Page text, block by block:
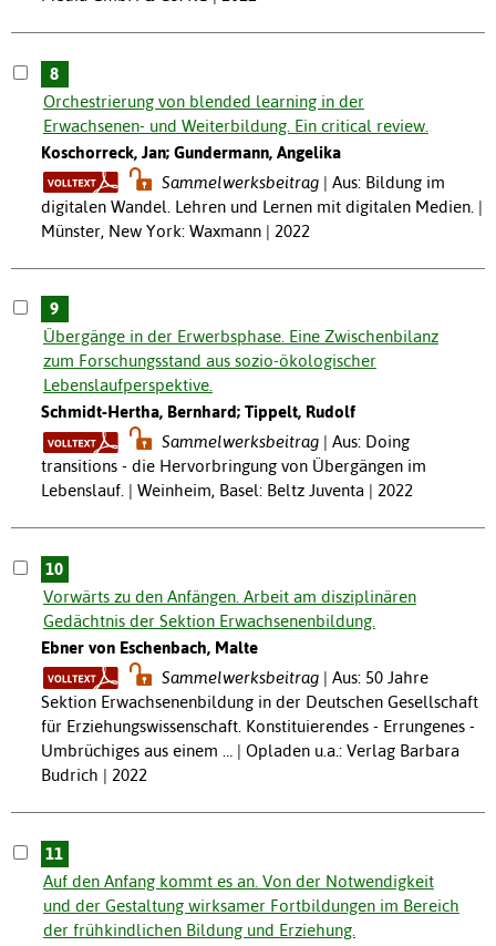
8
Orchestrierung von blended learning in der
Erwachsenen- und Weiterbildung. Ein critical review.
Koschorreck, Jan; Gundermann, Angelika
Sammelwerksbeitrag
Aus: Bildung im
digitalen Wandel. Lehren und Lernen mit digitalen Medien. |
Münster, New York: Waxmann | 2022
9
Übergänge in der Erwerbsphase. Eine Zwischenbilanz
zum Forschungsstand aus sozio-ökologischer
Lebenslaufperspektive.
Schmidt-Hertha, Bernhard; Tippelt, Rudolf
Sammelwerksbeitrag
Aus: Doing
transitions - die Hervorbringung von Übergängen im
Lebenslauf. | Weinheim, Basel: Beltz Juventa | 2022
10
Vorwärts zu den Anfängen. Arbeit am disziplinären
Gedächtnis der Sektion Erwachsenenbildung.
Ebner von Eschenbach, Malte
Sammelwerksbeitrag
Aus: 50 Jahre
Sektion Erwachsenenbildung in der Deutschen Gesellschaft
für Erziehungswissenschaft. Konstituierendes - Errungenes -
Umbrüchiges aus einem … | Opladen u.a.: Verlag Barbara
Budrich | 2022
11
Auf den Anfang kommt es an. Von der Notwendigkeit
und der Gestaltung wirksamer Fortbildungen im Bereich
der frühkindlichen Bildung und Erziehung.